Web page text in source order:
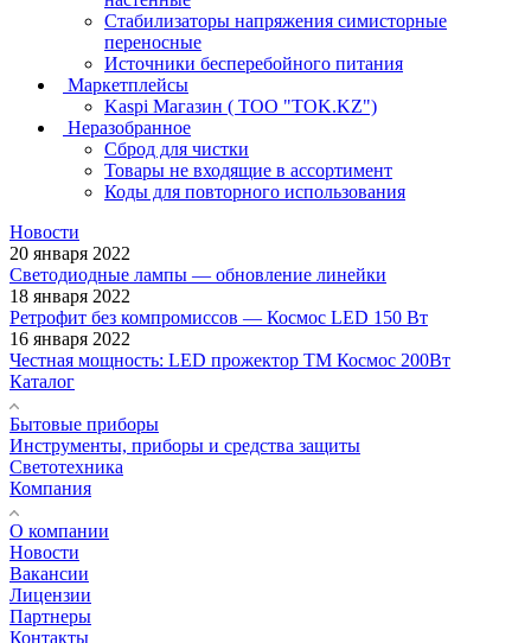
Стабилизаторы напряжения симисторные
переносные
Источники бесперебойного питания
Маркетплейсы
Kaspi Магазин ( ТОО "TOK.KZ")
Неразобранное
Сброд для чистки
Товары не входящие в ассортимент
Коды для повторного использования
Новости
20 января 2022
Светодиодные лампы — обновление линейки
18 января 2022
Ретрофит без компромиссов — Космос LED 150 Вт
16 января 2022
Честная мощность: LED прожектор ТМ Космос 200Вт
Каталог
Бытовые приборы
Инструменты, приборы и средства защиты
Светотехника
Компания
О компании
Новости
Вакансии
Лицензии
Партнеры
Контакты